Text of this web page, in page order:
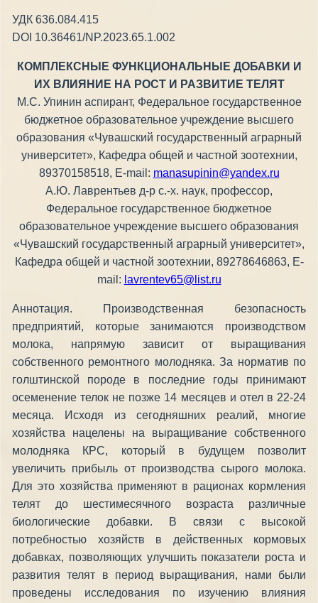
УДК 636.084.415
DOI 10.36461/NP.2023.65.1.002
КОМПЛЕКСНЫЕ ФУНКЦИОНАЛЬНЫЕ ДОБАВКИ И
ИХ ВЛИЯНИЕ НА РОСТ И РАЗВИТИЕ ТЕЛЯТ
М.С. Упинин аспирант, Федеральное государственное
бюджетное образовательное учреждение высшего
образования «Чувашский государственный аграрный
университет», Кафедра общей и частной зоотехнии,
89370158518, E-mail: manasupinin@yandex.ru
А.Ю. Лаврентьев д-р с.-х. наук, профессор,
Федеральное государственное бюджетное
образовательное учреждение высшего образования
«Чувашский государственный аграрный университет»,
Кафедра общей и частной зоотехнии, 89278646863, E-
mail: lavrentev65@list.ru
Аннотация. Производственная безопасность
предприятий, которые занимаются производством
молока, напрямую зависит от выращивания
собственного ремонтного молодняка. За норматив по
голштинской породе в последние годы принимают
осеменение телок не позже 14 месяцев и отел в 22-24
месяца. Исходя из сегодняшних реалий, многие
хозяйства нацелены на выращивание собственного
молодняка КРС, который в будущем позволит
увеличить прибыль от производства сырого молока.
Для это хозяйства применяют в рационах кормления
телят до шестимесячного возраста различные
биологические добавки. В связи с высокой
потребностью хозяйств в действенных кормовых
добавках, позволяющих улучшить показатели роста и
развития телят в период выращивания, нами были
проведены исследования по изучению влияния